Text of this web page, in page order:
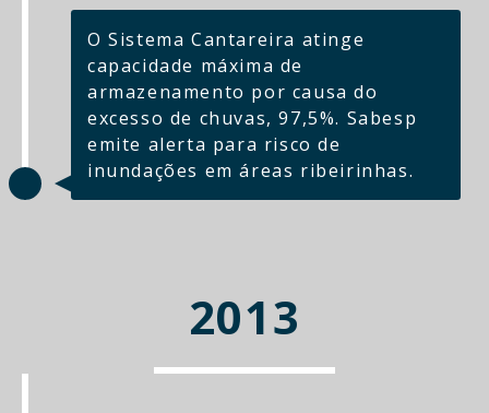
O Sistema Cantareira atinge
capacidade máxima de
armazenamento por causa do
excesso de chuvas, 97,5%. Sabesp
emite alerta para risco de
inundações em áreas ribeirinhas.
2013